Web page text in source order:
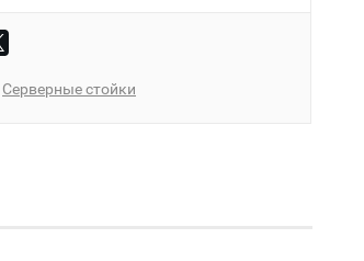
Серверные стойки